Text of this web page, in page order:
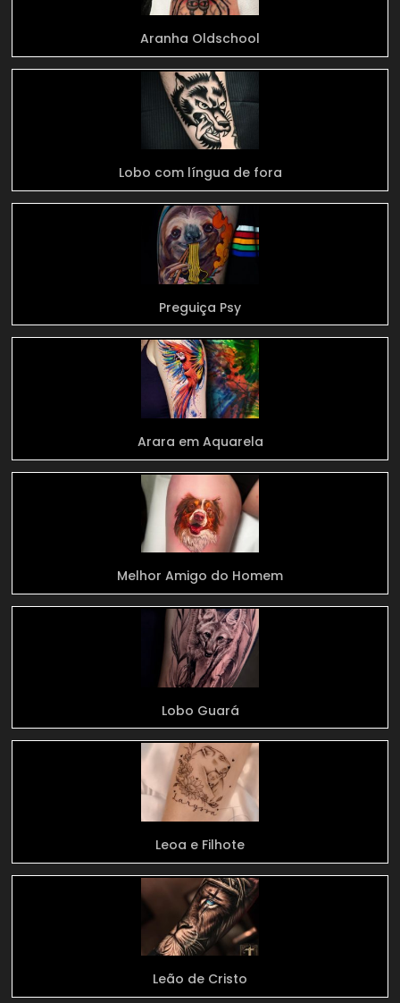
Aranha Oldschool
Lobo com língua de fora
Preguiça Psy
Arara em Aquarela
Melhor Amigo do Homem
Lobo Guará
Leoa e Filhote
Leão de Cristo